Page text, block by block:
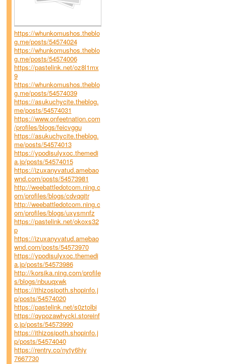
https://whunkomushos.theblo
g.me/posts/54574024
https://whunkomushos.theblo
g.me/posts/54574006
https://pastelink.net/oz8l1mx
9
https://whunkomushos.theblo
g.me/posts/54574039
https://asukuchycite.theblog.
me/posts/54574031
https://www.onfeetnation.com
/profiles/blogs/feicvggu
https://asukuchycite.theblog.
me/posts/54574013
https://ypodisulyxoc.themedi
a.jp/posts/54574015
https://izuxanyvatud.amebao
wnd.com/posts/54573981
http://weebattledotcom.ning.c
om/profiles/blogs/cdvqgitr
http://weebattledotcom.ning.c
om/profiles/blogs/uxysmnfz
https://pastelink.net/okoxs32
p
https://izuxanyvatud.amebao
wnd.com/posts/54573970
https://ypodisulyxoc.themedi
a.jp/posts/54573986
http://korsika.ning.com/profile
s/blogs/nbuuqxwk
https://ithizosipoth.shopinfo.j
p/posts/54574020
https://pastelink.net/s0ztolbi
https://qypozawhycki.storeinf
o.jp/posts/54573990
https://ithizosipoth.shopinfo.j
p/posts/54574040
https://rentry.co/nyty6hiy
7667730